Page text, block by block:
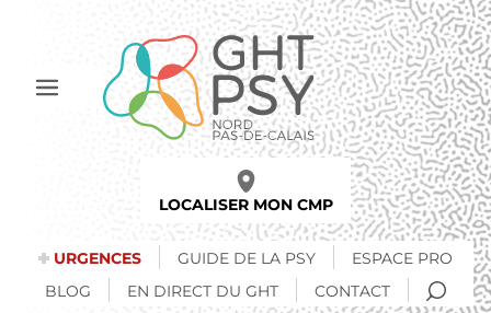
principal
Afficher
LOCALISER MON CMP
URGENCES GUIDE DE LA PSY
ESPACE PRO
BLOG
EN DIRECT DU GHT CONTACT